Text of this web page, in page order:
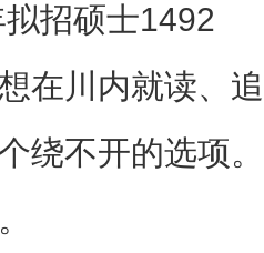
招硕士1492
在川内就读、追
绕不开的选项。